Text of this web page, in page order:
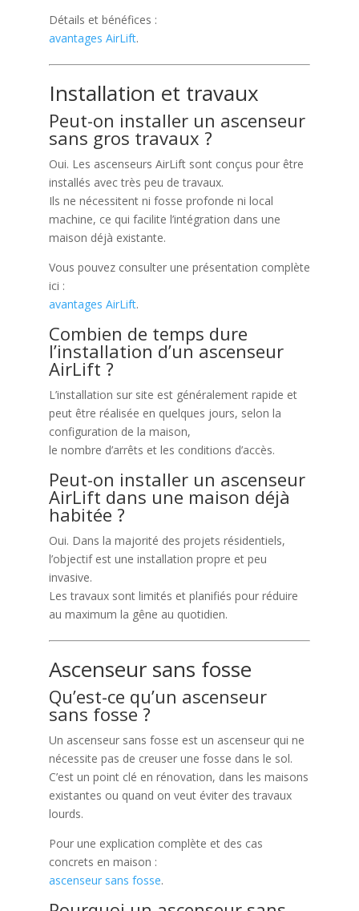
Détails et bénéfices :
avantages AirLift.
Installation et travaux
Peut-on installer un ascenseur
sans gros travaux ?
Oui. Les ascenseurs AirLift sont conçus pour être
installés avec très peu de travaux.
Ils ne nécessitent ni fosse profonde ni local
machine, ce qui facilite l’intégration dans une
maison déjà existante.
Vous pouvez consulter une présentation complète
ici :
avantages AirLift.
Combien de temps dure
l’installation d’un ascenseur
AirLift ?
L’installation sur site est généralement rapide et
peut être réalisée en quelques jours, selon la
configuration de la maison,
le nombre d’arrêts et les conditions d’accès.
Peut-on installer un ascenseur
AirLift dans une maison déjà
habitée ?
Oui. Dans la majorité des projets résidentiels,
l’objectif est une installation propre et peu
invasive.
Les travaux sont limités et planifiés pour réduire
au maximum la gêne au quotidien.
Ascenseur sans fosse
Qu’est-ce qu’un ascenseur
sans fosse ?
Un ascenseur sans fosse est un ascenseur qui ne
nécessite pas de creuser une fosse dans le sol.
C’est un point clé en rénovation, dans les maisons
existantes ou quand on veut éviter des travaux
lourds.
Pour une explication complète et des cas
concrets en maison :
ascenseur sans fosse.